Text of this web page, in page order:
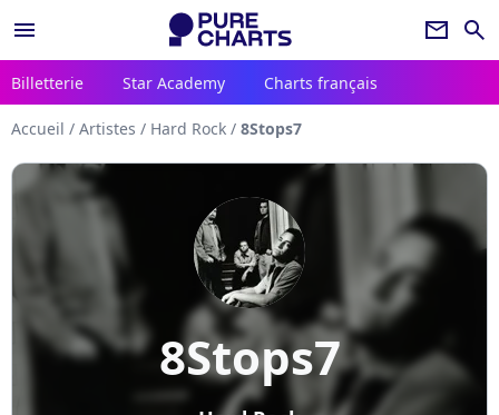
menu newsletter search
Billetterie Star Academy Charts français
Accueil / Artistes / Hard Rock / 8Stops7
8Stops7